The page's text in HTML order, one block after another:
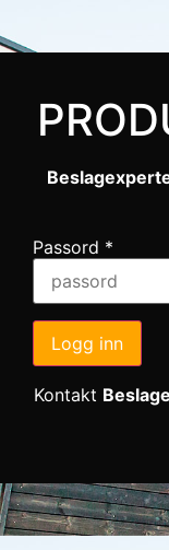
Passord *
Logg inn
Kontakt